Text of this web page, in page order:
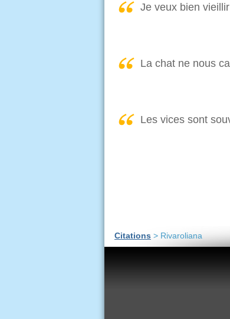
Je veux bien
La chat ne nous
Les vices sont
Citations > Rivaroliana